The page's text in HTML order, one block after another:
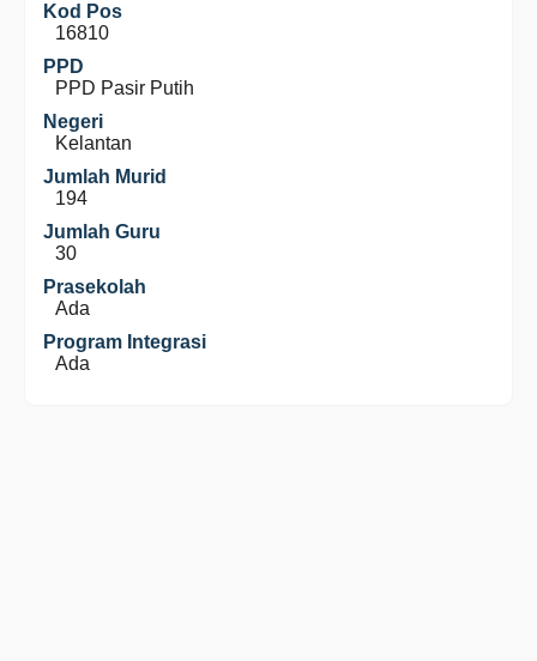
Kod Pos
16810
PPD
PPD Pasir Putih
Negeri
Kelantan
Jumlah Murid
194
Jumlah Guru
30
Prasekolah
Ada
Program Integrasi
Ada